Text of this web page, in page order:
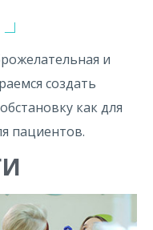
и
создать
как для
пациентов.